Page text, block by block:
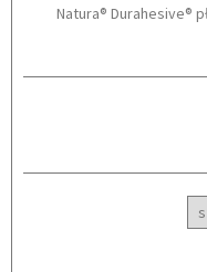
Natura® Durahesive®